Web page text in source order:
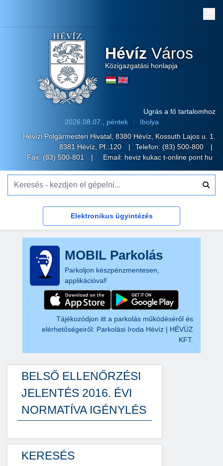
Hévíz Város
Közigazgatási honlapja
Ugrás a fő tartalomhoz
2026.08.07., péntek
Ibolya
Hévízi Polgármesteri Hivatal, 8380 Hévíz, Kossuth Lajos u. 1.
8381 Hévíz, Pf.:120
Telefon: (83) 500-800
Fax: (83) 500-801
Email: heviz kukac t-online pont hu
Elektronikus ügyintézés
MOBIL Parkolás
Parkoljon készpénzmentesen,
applikációval!
Tájékozódjon itt a parkolás működéséről és
elérhetőségeiről: Parkolási Iroda Hévíz | HÉVÜZ
KFT.
BELSŐ ELLENŐRZÉSI
JELENTÉS 2016. ÉVI
NORMATÍVA IGÉNYLÉS
KERESÉS